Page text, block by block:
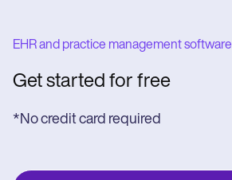
EHR and practice management software
Get started for free
*No credit card required